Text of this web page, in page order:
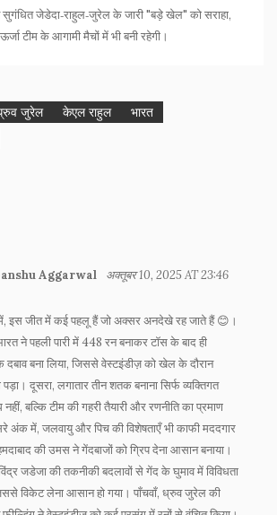
सुगंधित जेडेदा‑राहुल‑जुरेल के जारी "बड़े खेल" को सराहा,
टीम के आगामी मैचों में भी बनी रहेगी।
जुरेल केएल राहुल
भारत
Aggarwal अक्तूबर 10, 2025 AT 23:46
इस जीत में कई पहलू हैं जो अक्सर अनदेखे रह जाते हैं 😊।
ने पहली पारी में 448 रन बनाकर टॉस के बाद ही
दबाव बना लिया, जिससे वेस्टइंडीज़ को खेल के दौरान
पड़ा। दूसरा, लगातार तीन शतक बनाना सिर्फ व्यक्तिगत
नहीं, बल्कि टीम की गहरी तैयारी और रणनीति का प्रमाण
अंक में, जलवायु और पिच की विशेषताएँ भी काफी मददगार
की उमस ने गेंदबाजों को ग्रिप देना आसान बनाया।
जडेजा की तकनीकी बदलावों से गेंद के घुमाव में विविधता
विकेट लेना आसान हो गया। पाँचवाँ, ध्रुव जुरेल की